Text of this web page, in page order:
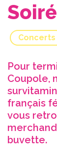
Concerts
Pour
Coupole,
français
vous
buvette.